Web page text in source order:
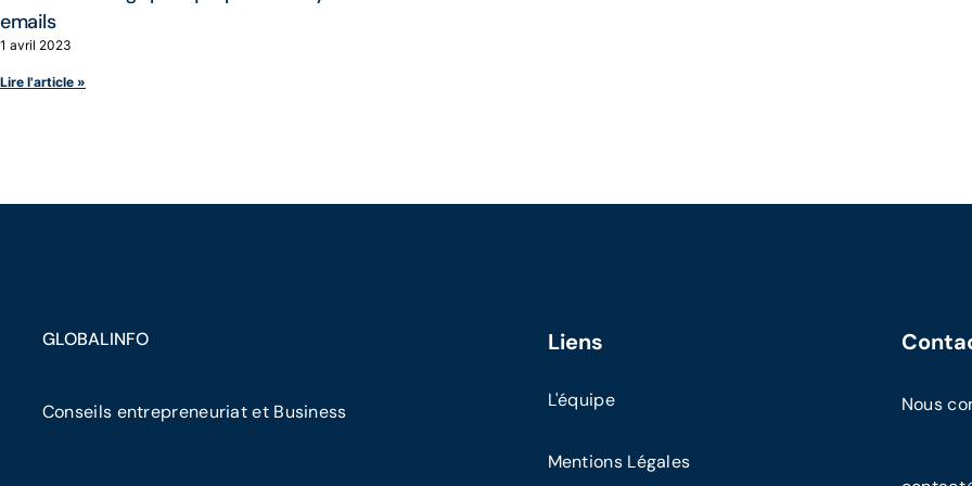
emails
1 avril 2023
Lire l'article »
GLOBALINFO
Conseils entrepreneuriat et Business
Liens
L'équipe
Mentions Légales
Nous